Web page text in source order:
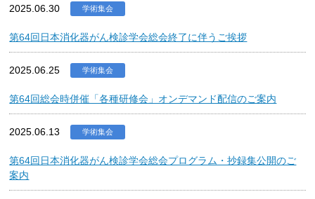
2025.06.30 学術集会
第64回日本消化器がん検診学会総会終了に伴うご挨拶
2025.06.25 学術集会
第64回総会時併催「各種研修会」オンデマンド配信のご案内
2025.06.13 学術集会
第64回日本消化器がん検診学会総会プログラム・抄録集公開のご
案内